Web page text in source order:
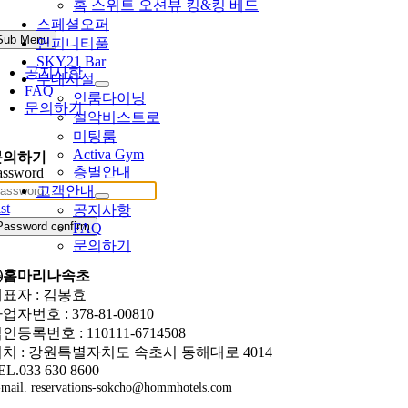
홈 스위트 오션뷰 킹&킹 베드
스페셜오퍼
인피니티풀
SKY21 Bar
부대시설
인룸다이닝
설악비스트로
미팅룸
Activa Gym
층별안내
고객안내
공지사항
FAQ
문의하기
Menu
공지사항
FAQ
문의하기
하기
confirm
마리나속초
자 : 김봉효
자번호 : 378-81-00810
등록번호 : 110111-6714508
: 강원특별자치도 속초시 동해대로 4014
630 8600
reservations-sokcho@hommhotels.com